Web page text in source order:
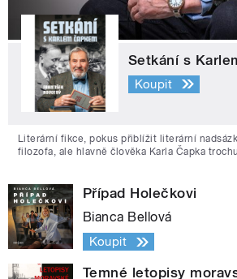
Setkání s
Koupit
Literární fikce, pokus přiblížit literární
filozofa, ale hlavně člověka Karla Čapka
Případ Holečkovi
Bianca Bellová
Koupit
Temné letopisy